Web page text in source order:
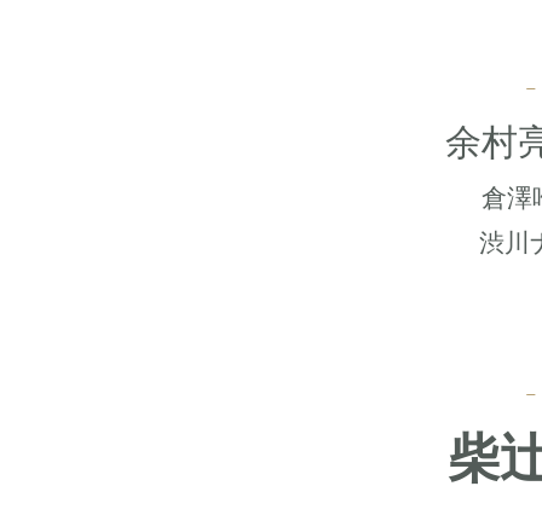
余村
倉
渋川
柴